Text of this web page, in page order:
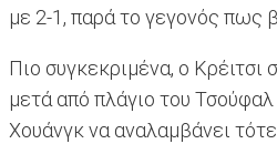
με 2-1, παρά το γεγονός πως
Πιο συγκεκριμένα, ο Κρέιτσι
μετά από πλάγιο του
Χουάνγκ να αναλαμβάνει